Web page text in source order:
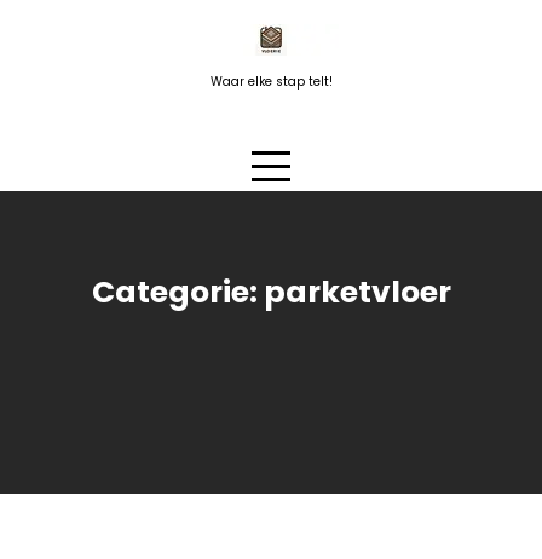
Waar elke stap telt!
Categorie: parketvloer